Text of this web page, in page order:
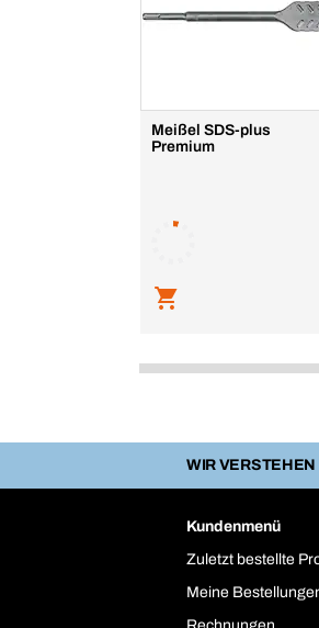
Meißel SDS-plus
Premium
WIR
Kundenmenü
Zuletzt bestellte
Meine